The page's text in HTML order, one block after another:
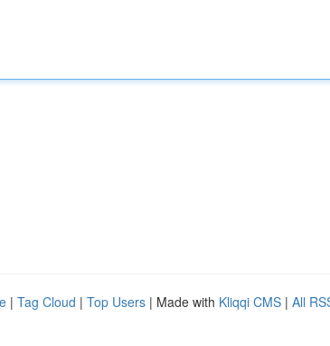
| Tag Cloud | Top Users | Made with Kliqqi CMS | All